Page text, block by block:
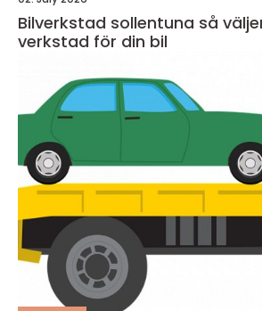
Bilverkstad sollentuna så väljer du rätt
verkstad för din bil